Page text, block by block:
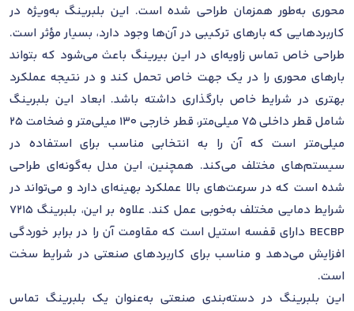
محوری به‌طور همزمان طراحی شده است. این بلبرینگ به‌ویژه در
کاربردهایی که بارهای ترکیبی در آن‌ها وجود دارد، بسیار مؤثر است.
طراحی خاص تماس زاویه‌ای در این بیرینگ باعث می‌شود که بتواند
بارهای محوری را در یک جهت خاص تحمل کند و در نتیجه عملکرد
بهتری در شرایط خاص بارگذاری داشته باشد. ابعاد این بلبرینگ
شامل قطر داخلی 75 میلی‌متر، قطر خارجی 130 میلی‌متر و ضخامت 25
میلی‌متر است که آن را به انتخابی مناسب برای استفاده در
سیستم‌های مختلف می‌کند. همچنین، این مدل به‌گونه‌ای طراحی
شده است که در سرعت‌های بالا عملکرد بهینه‌ای دارد و می‌تواند در
شرایط دمایی مختلف به‌خوبی عمل کند. علاوه بر این، بلبرینگ 7215
BECBP دارای قفسه استیل است که مقاومت آن را در برابر خوردگی
افزایش می‌دهد و مناسب برای کاربردهای صنعتی در شرایط سخت
است.
این بلبرینگ در دسته‌بندی صنعتی به‌عنوان یک بلبرینگ تماس